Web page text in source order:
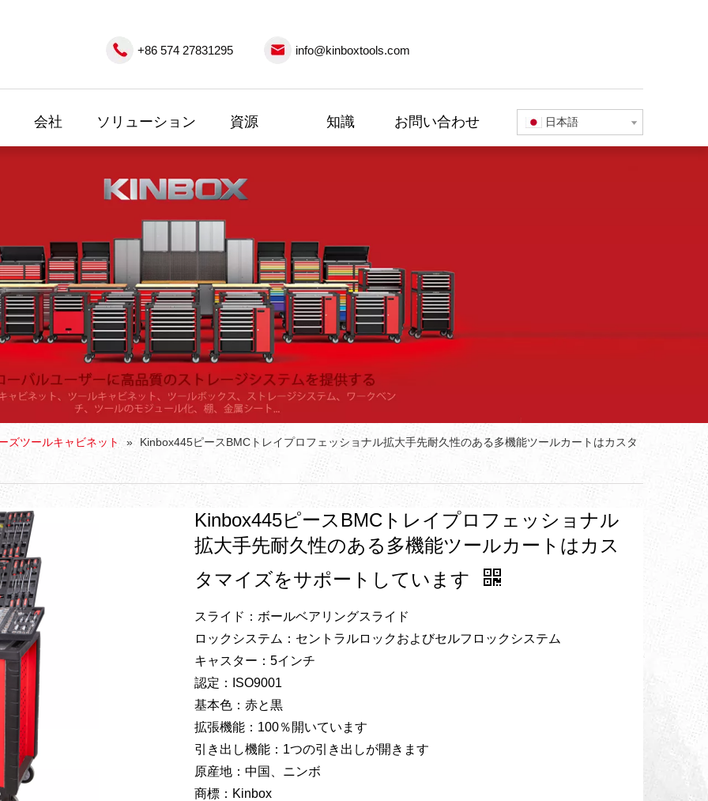
+86 574 27831295 info@kinboxtools.com
会社 ソリューション 資源 知識 お問い合わせ 日本語
ズツールキャビネット » Kinbox445ピースBMCトレイプロフェッショナル拡大手先耐久性のある多機能ツールカートはカスタ
Kinbox445ピースBMCトレイプロフェッショナル
拡大手先耐久性のある多機能ツールカートはカス
タマイズをサポートしています
スライド：ボールベアリングスライド
ロックシステム：セントラルロックおよびセルフロックシステム
キャスター：5インチ
認定：ISO9001
基本色：赤と黒
拡張機能：100％開いています
引き出し機能：1つの引き出しが開きます
原産地：中国、ニンボ
商標：Kinbox